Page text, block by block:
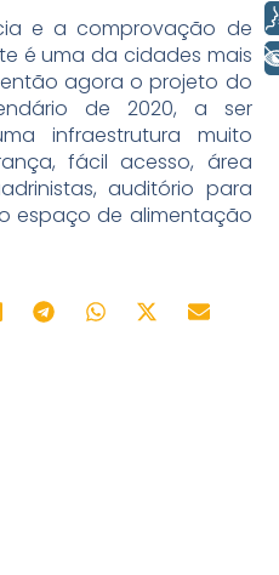
e a comprovação de
é uma da cidades mais
agora o projeto do
de 2020, a ser
infraestrutura muito
fácil acesso, área
auditório para
espaço de alimentação
Voz
+ Acessibilidade